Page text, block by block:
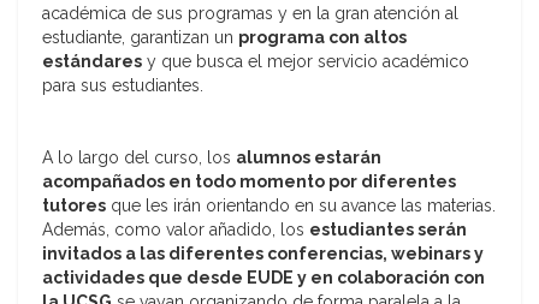
académica de sus programas y en la gran atención al
estudiante, garantizan un programa con altos
estándares y que busca el mejor servicio académico
para sus estudiantes.
A lo largo del curso, los alumnos estarán
acompañados en todo momento por diferentes
tutores que les irán orientando en su avance las materias.
Además, como valor añadido, los estudiantes serán
invitados a las diferentes conferencias, webinars y
actividades que desde EUDE y en colaboración con